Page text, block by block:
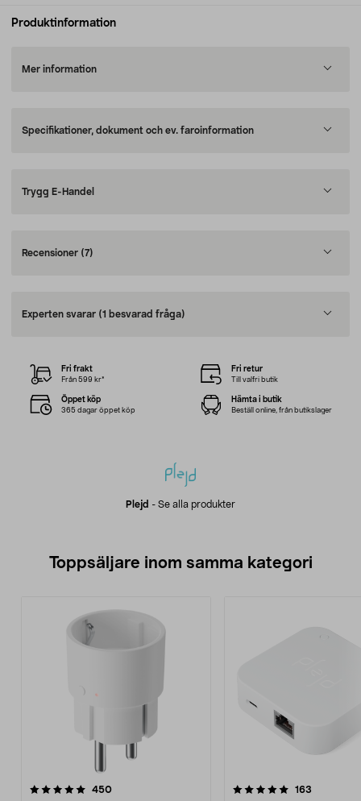
Produktinformation
Mer information
Specifikationer, dokument och ev. faroinformation
Trygg E-Handel
Recensioner (7)
Experten svarar (1 besvarad fråga)
Plejd - Se alla produkter
Fri frakt
Från 599 kr*
Fri retur
Till valfri butik
Öppet köp
365 dagar öppet köp
Hämta i butik
Beställ online, från butikslager
Toppsäljare inom samma kategori
450recensioner
5.0 av 5 stjärnor 163
5.0 av 5 stjärnor